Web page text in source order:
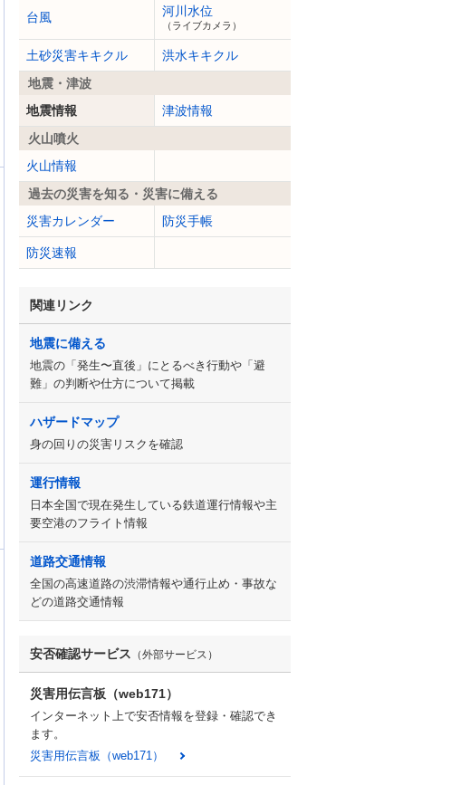
台風 河川水位
（ライブカメラ）
土砂災害キキクル
洪水キキクル
地震・津波
地震情報
津波情報
火山噴火
火山情報
過去の災害を知る・災害に備える
災害カレンダー
防災手帳
防災速報
関連リンク
地震に備える
地震の「発生〜直後」にとるべき行動や「避
難」の判断や仕方について掲載
ハザードマップ
身の回りの災害リスクを確認
運行情報
日本全国で現在発生している鉄道運行情報や主
要空港のフライト情報
道路交通情報
全国の高速道路の渋滞情報や通行止め・事故な
どの道路交通情報
安否確認サービス （外部サービス）
災害用伝言板（web171）
インターネット上で安否情報を登録・確認でき
ます。
災害用伝言板（web171）